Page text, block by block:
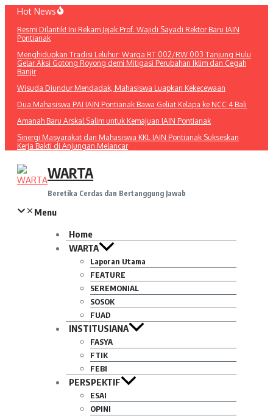
Lewati
konten
Hot News
Resmi Dilantik! Ini Rekam Jejak Prof. Wajidi Sayadi Rektor Baru IAIN
Pontianak
Menghidupkan Tradisi Leluhur: Warga RT 002/RW 003 Tanjung Hulu
Gelar Aksi Gotong Royong demi Mitigasi Perubahan Iklim dan Cegah
Banjir
Wisuda Diundur Mendadak, Mahasiswa Luapkan Kekecewaan
Dua Mahasiswa PAI IAIN Pontianak Bawa Geliat Kelapa ke NCC 4 Bali
Amanah Baru Arskal Salim untuk Kemajuan IAIN Pontianak
Sinergi Masyarakat dan Mahasiswa KKL IAIN Pontianak Sukseskan
Kerja Bakti di Anjungan Melancar
WARTA
Beretika Cerdas dan Bertanggung Jawab
Menu
Home
WARTA
Laporan Utama
FEATURE
SEREMONIAL
SOSOK
FUAD
INSTITUSIANA
FASYA
FTIK
FEBI
PERSPEKTIF
ESAI
OPINI